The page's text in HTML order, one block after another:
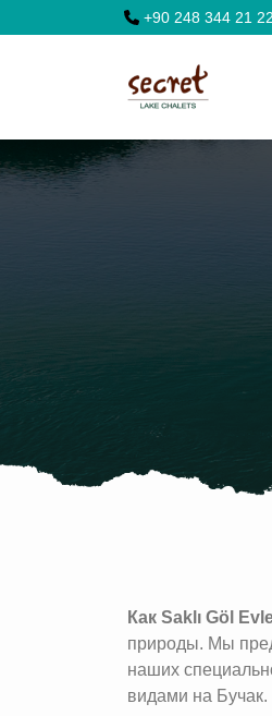
+90 248 344 21 22
Как Saklı Göl
природы. Мы
наших
видами на Бучак.